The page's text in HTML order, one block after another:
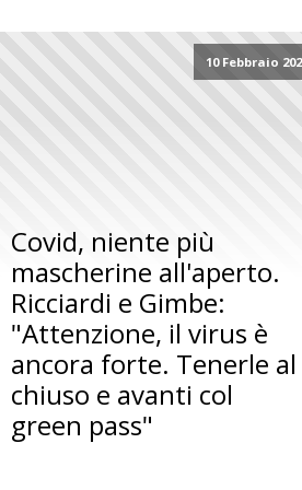
10 Febbraio
Covid, niente più
mascherine all'aperto.
Ricciardi e Gimbe:
"Attenzione, il virus è
ancora forte. Tenerle al
chiuso e avanti col
green pass"